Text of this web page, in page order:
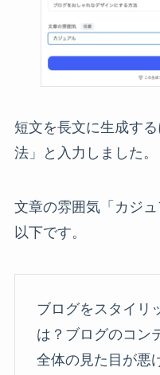
短文を長文に生成す
法」と入力しました。
文章の雰囲気「カジ
以下です。
ブログをスタイリ
は？ブログのコン
全体の見た目が悪